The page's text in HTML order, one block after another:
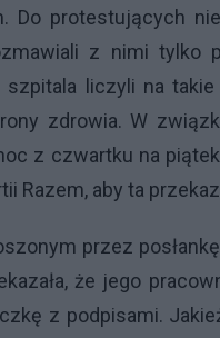
Do protestujących
z nimi tylko
szpitala liczyli na
zdrowia. W
z czwartku na
Razem, aby ta
przez
że jego
z podpisami.